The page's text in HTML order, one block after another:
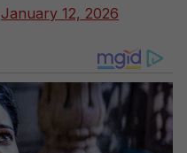
January 12, 2026